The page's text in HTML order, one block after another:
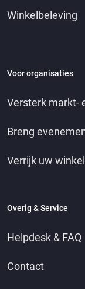
Winkelbeleving
Voor organisaties
Versterk markt-
Breng
Verrijk uw
Overig & Service
Helpdesk & FAQ
Contact